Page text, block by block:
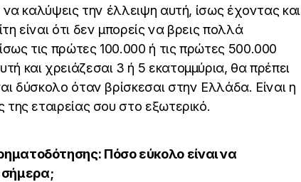
καλύψεις την έλλειψη αυτή, ίσως έχοντας και
είναι ότι δεν μπορείς να βρεις πολλά
τις πρώτες 100.000 ή τις πρώτες 500.000
και χρειάζεσαι 3 ή 5 εκατομμύρια, θα πρέπει
δύσκολο όταν βρίσκεσαι στην Ελλάδα. Είναι η
εταιρείας σου στο εξωτερικό.
Πόσο εύκολο είναι να
σήμερα;